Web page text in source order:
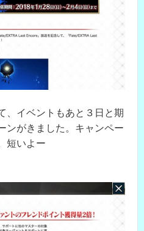
、イベントもあと３日と期
ンがきました。キャンペー
短いよー